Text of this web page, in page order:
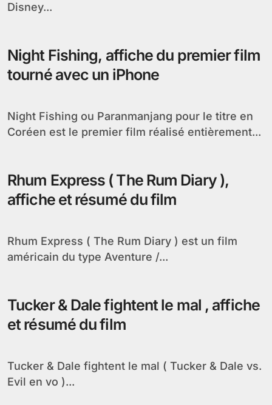
Disney...
Night Fishing, affiche du premier film
tourné avec un iPhone
Night Fishing ou Paranmanjang pour le titre en
Coréen est le premier film réalisé entièrement...
Rhum Express ( The Rum Diary ),
affiche et résumé du film
Rhum Express ( The Rum Diary ) est un film
américain du type Aventure /...
Tucker & Dale fightent le mal , affiche
et résumé du film
Tucker & Dale fightent le mal ( Tucker & Dale vs.
Evil en vo )...